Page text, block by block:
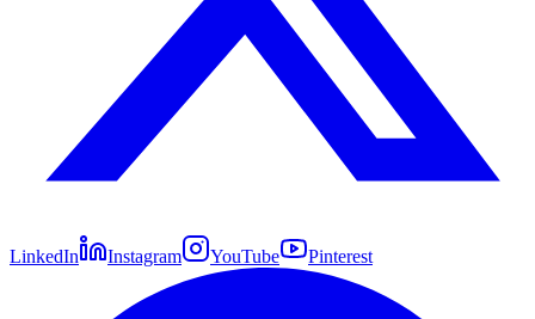
LinkedIn Instagram YouTube Pinterest